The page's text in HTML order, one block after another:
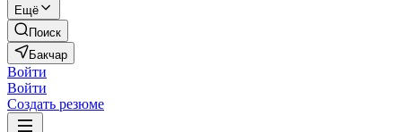
Ещё
Поиск
Бакчар
Войти
Войти
Создать резюме